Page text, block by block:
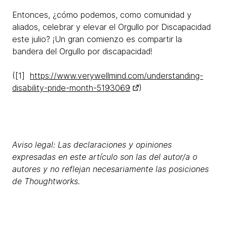
Entonces, ¿cómo podemos, como comunidad y
aliados, celebrar y elevar el Orgullo por Discapacidad
este julio? ¡Un gran comienzo es compartir la
bandera del Orgullo por discapacidad!
([1] https://www.verywellmind.com/understanding-
disability-pride-month-5193069
)
Aviso legal: Las declaraciones y opiniones
expresadas en este artículo son las del autor/a o
autores y no reflejan necesariamente las posiciones
de Thoughtworks.